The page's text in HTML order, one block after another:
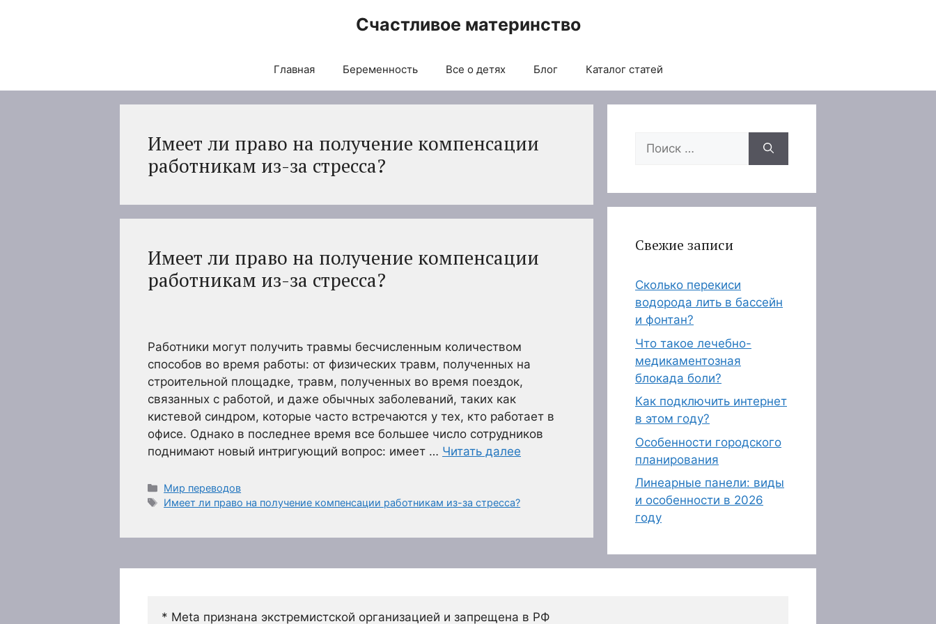
Счастливое материнство
Главная Беременность Все о детях Блог Каталог статей
Имеет ли право на получение компенсации
работникам из-за стресса?
Имеет ли право на получение компенсации
работникам из-за стресса?
Работники могут получить травмы бесчисленным количеством
способов во время работы: от физических травм, полученных на
строительной площадке, травм, полученных во время поездок,
связанных с работой, и даже обычных заболеваний, таких как
кистевой синдром, которые часто встречаются у тех, кто работает в
офисе. Однако в последнее время все большее число сотрудников
поднимают новый интригующий вопрос: имеет … Читать далее
Рубрики
Мир переводов
Метки
Имеет ли право на получение компенсации работникам из-за стресса?
Поиск:
Свежие записи
Сколько перекиси
водорода лить в бассейн
и фонтан?
Что такое лечебно-
медикаментозная
блокада боли?
Как подключить интернет
в этом году?
Особенности городского
планирования
Линеарные панели: виды
и особенности в 2026
году
* Meta признана экстремистской организацией и запрещена в РФ